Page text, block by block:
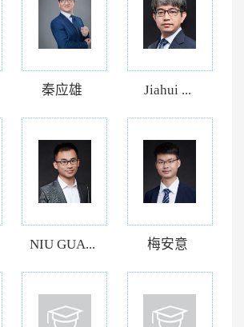
秦应雄 Jiahui ...
NIU GUA... 梅安意